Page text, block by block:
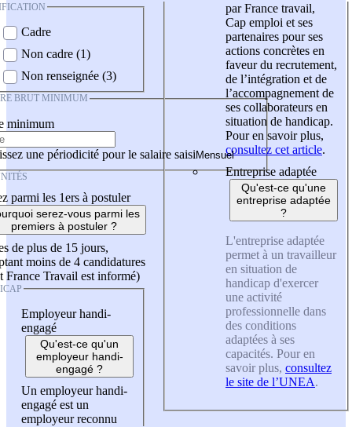
Cadre
Non cadre (1)
Non renseignée (3)
BRUT MINIMUM
minimum
une périodicité pour le salaire saisi
parmi les 1ers à postuler
serez-vous parmi les
premiers à postuler ?
de plus de 15 jours,
moins de 4 candidatures
France Travail est informé)
Employeur handi-
engagé
Qu'est-ce qu'un
employeur handi-
engagé ?
Un employeur handi-
engagé est un
employeur reconnu
par France travail,
Cap emploi et ses
partenaires pour ses
actions concrètes en
faveur du recrutement,
de l’intégration et de
l’accompagnement de
ses collaborateurs en
situation de handicap.
Pour en savoir plus,
consultez cet article.
Entreprise adaptée
Qu'est-ce qu'une
entreprise adaptée
?
L'entreprise adaptée
permet à un travailleur
en situation de
handicap d'exercer
une activité
professionnelle dans
des conditions
adaptées à ses
capacités. Pour en
savoir plus, consultez
le site de l’UNEA.